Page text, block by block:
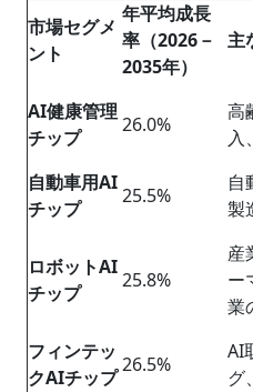
市場セグメ
ント
年平均成長
率（2026－
2035年）
主
AI健康管理
チップ
26.0%
高
入
自動車用AI
チップ
25.5%
自
製
ロボットAI
チップ
25.8%
産
ー
業
フィンテッ
クAIチップ
26.5%
AI
グ